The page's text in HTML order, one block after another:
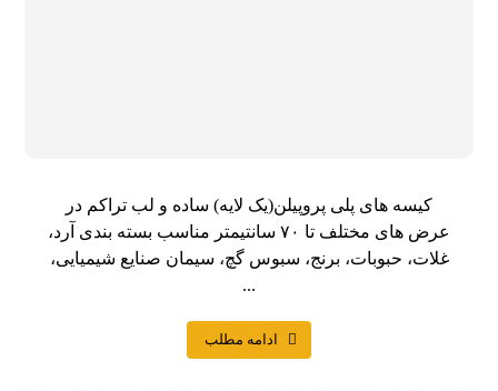
کیسه های پلی پروپیلن(یک لایه) ساده و لب تراکم در
عرض های مختلف تا ۷۰ سانتیمتر مناسب بسته بندی آرد،
غلات، حبوبات، برنج، سبوس گچ، سیمان صنایع شیمیایی،
...
ادامه مطلب